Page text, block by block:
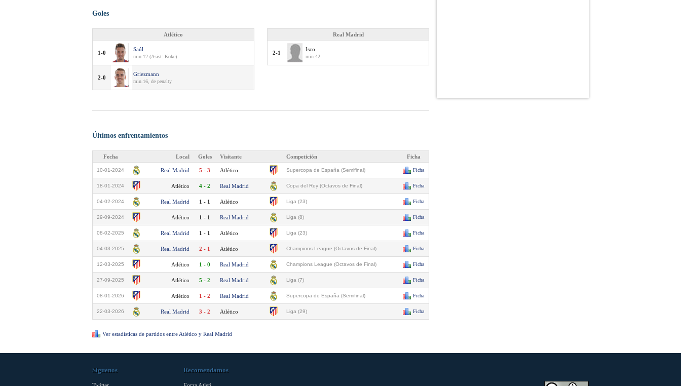
Goles
Atlético
1-0
Saúl
min.12 (Asist: Koke)
2-0
Griezmann
min.16, de penalty
Real Madrid
2-1
Isco
min.42
Últimos enfrentamientos
Fecha Local Goles Visitante Competición Ficha
10-01-2024 Real Madrid 5 - 3 Atlético Supercopa de España (Semifinal) Ficha
18-01-2024 Atlético 4 - 2 Real Madrid Copa del Rey (Octavos de Final) Ficha
04-02-2024 Real Madrid 1 - 1 Atlético Liga (23) Ficha
29-09-2024 Atlético 1 - 1 Real Madrid Liga (8) Ficha
08-02-2025 Real Madrid 1 - 1 Atlético Liga (23) Ficha
04-03-2025 Real Madrid 2 - 1 Atlético Champions League (Octavos de Final) Ficha
12-03-2025 Atlético 1 - 0 Real Madrid Champions League (Octavos de Final) Ficha
27-09-2025 Atlético 5 - 2 Real Madrid Liga (7) Ficha
08-01-2026 Atlético 1 - 2 Real Madrid Supercopa de España (Semifinal) Ficha
22-03-2026 Real Madrid 3 - 2 Atlético Liga (29) Ficha
Ver estadísticas de partidos entre Atlético y Real Madrid
Síguenos Recomendamos